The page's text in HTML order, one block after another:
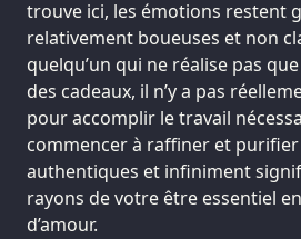
trouve ici, les émotions restent
relativement boueuses et non
quelqu’un qui ne réalise pas
des cadeaux, il n’y a pas
pour accomplir le travail
commencer à raffiner et
authentiques et infiniment
rayons de votre être essentiel
d’amour.